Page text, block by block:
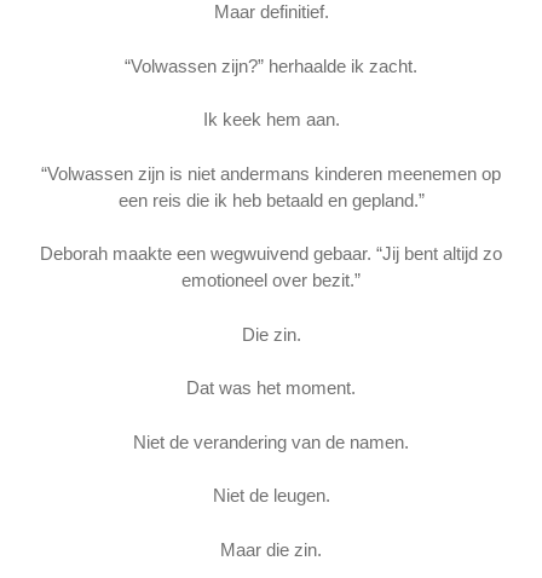
Maar definitief.
“Volwassen zijn?” herhaalde ik zacht.
Ik keek hem aan.
“Volwassen zijn is niet andermans kinderen meenemen op
een reis die ik heb betaald en gepland.”
Deborah maakte een wegwuivend gebaar. “Jij bent altijd zo
emotioneel over bezit.”
Die zin.
Dat was het moment.
Niet de verandering van de namen.
Niet de leugen.
Maar die zin.